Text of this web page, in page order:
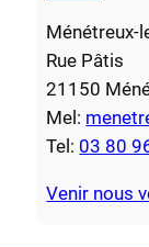
Ménétreux-
Rue Pâtis
21150
Mel:
Tel: 03 80
Venir nous